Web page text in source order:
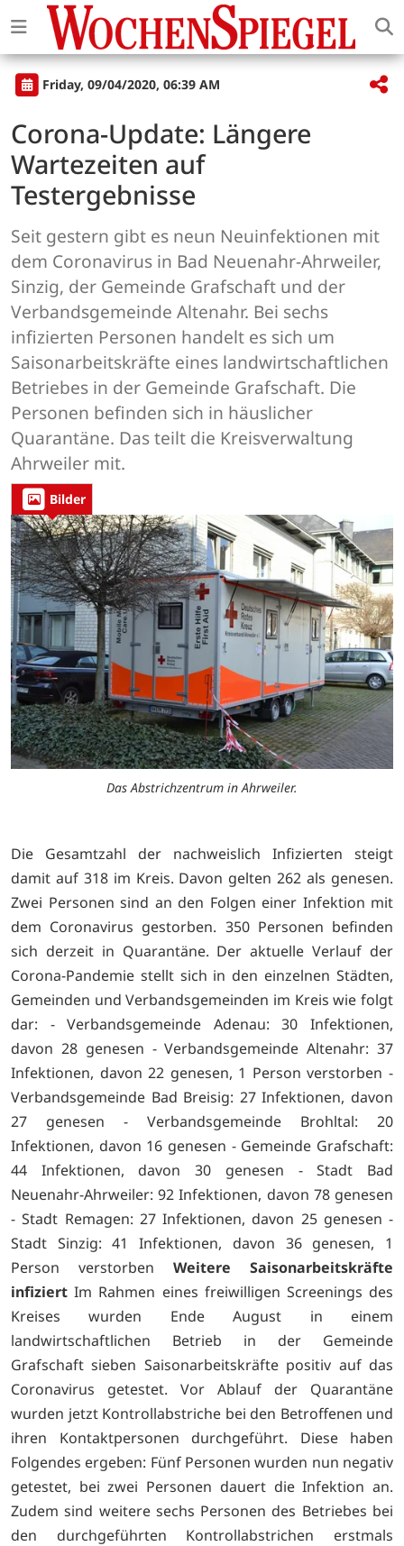
Friday, 09/04/2020, 06:39 AM
Corona-Update: Längere
Wartezeiten auf
Testergebnisse
Seit gestern gibt es neun Neuinfektionen mit
dem Coronavirus in Bad Neuenahr-Ahrweiler,
Sinzig, der Gemeinde Grafschaft und der
Verbandsgemeinde Altenahr. Bei sechs
infizierten Personen handelt es sich um
Saisonarbeitskräfte eines landwirtschaftlichen
Betriebes in der Gemeinde Grafschaft. Die
Personen befinden sich in häuslicher
Quarantäne. Das teilt die Kreisverwaltung
Ahrweiler mit.
Bilder
Das Abstrichzentrum in Ahrweiler.
Die Gesamtzahl der nachweislich Infizierten steigt
damit auf 318 im Kreis. Davon gelten 262 als genesen.
Zwei Personen sind an den Folgen einer Infektion mit
dem Coronavirus gestorben. 350 Personen befinden
sich derzeit in Quarantäne. Der aktuelle Verlauf der
Corona-Pandemie stellt sich in den einzelnen Städten,
Gemeinden und Verbandsgemeinden im Kreis wie folgt
dar: - Verbandsgemeinde Adenau: 30 Infektionen,
davon 28 genesen - Verbandsgemeinde Altenahr: 37
Infektionen, davon 22 genesen, 1 Person verstorben -
Verbandsgemeinde Bad Breisig: 27 Infektionen, davon
27 genesen - Verbandsgemeinde Brohltal: 20
Infektionen, davon 16 genesen - Gemeinde Grafschaft:
44 Infektionen, davon 30 genesen - Stadt Bad
Neuenahr-Ahrweiler: 92 Infektionen, davon 78 genesen
- Stadt Remagen: 27 Infektionen, davon 25 genesen -
Stadt Sinzig: 41 Infektionen, davon 36 genesen, 1
Person verstorben Weitere Saisonarbeitskräfte
infiziert Im Rahmen eines freiwilligen Screenings des
Kreises wurden Ende August in einem
landwirtschaftlichen Betrieb in der Gemeinde
Grafschaft sieben Saisonarbeitskräfte positiv auf das
Coronavirus getestet. Vor Ablauf der Quarantäne
wurden jetzt Kontrollabstriche bei den Betroffenen und
ihren Kontaktpersonen durchgeführt. Diese haben
Folgendes ergeben: Fünf Personen wurden nun negativ
getestet, bei zwei Personen dauert die Infektion an.
Zudem sind weitere sechs Personen des Betriebes bei
den durchgeführten Kontrollabstrichen erstmals